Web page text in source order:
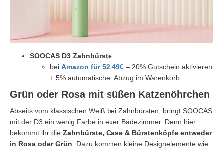
SOOCAS D3 Zahnbürste
bei Amazon für 52,49€ – 20% Gutschein aktivieren
+ 5% automatischer Abzug im Warenkorb
Grün oder Rosa mit süßen Katzenöhrchen
Abseits vom klassischen Weiß bei Zahnbürsten, bringt SOOCAS
mit der D3 ein wenig Farbe in euer Badezimmer. Denn hier
bekommt ihr die Zahnbürste, Case & Bürstenköpfe entweder
in Rosa oder Grün . Dazu kommen kleine Designelemente wie